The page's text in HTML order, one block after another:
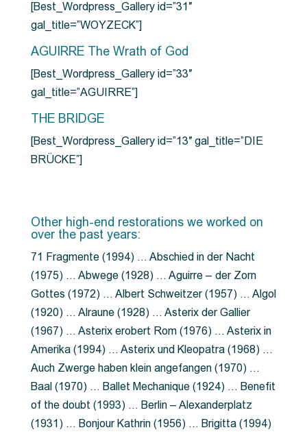
[Best_Wordpress_Gallery id=”31″
gal_title=”WOYZECK”]
AGUIRRE The Wrath of God
[Best_Wordpress_Gallery id=”33″
gal_title=”AGUIRRE”]
THE BRIDGE
[Best_Wordpress_Gallery id=”13″ gal_title=”DIE
BRÜCKE”]
Other high-end restorations we worked on
over the past years:
71 Fragmente (1994) … Abschied in der Nacht
(1975) … Abwege (1928) … Aguirre – der Zorn
Gottes (1972) … Albert Schweitzer (1957) … Algol
(1920) … Alraune (1928) … Asterix der Gallier
(1967) … Asterix erobert Rom (1976) … Asterix in
Amerika (1994) … Asterix und Kleopatra (1968) …
Auch Zwerge haben klein angefangen (1970) …
Baal (1970) … Ballet Mechanique (1924) … Benefit
of the doubt (1993) … Berlin – Alexanderplatz
(1931) … Bonjour Kathrin (1956) … Brigitta (1994)